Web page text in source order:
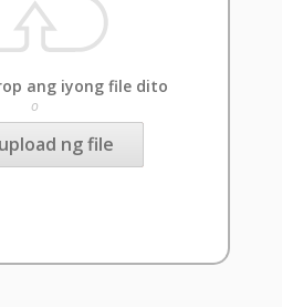
ang iyong file dito
o
ng file